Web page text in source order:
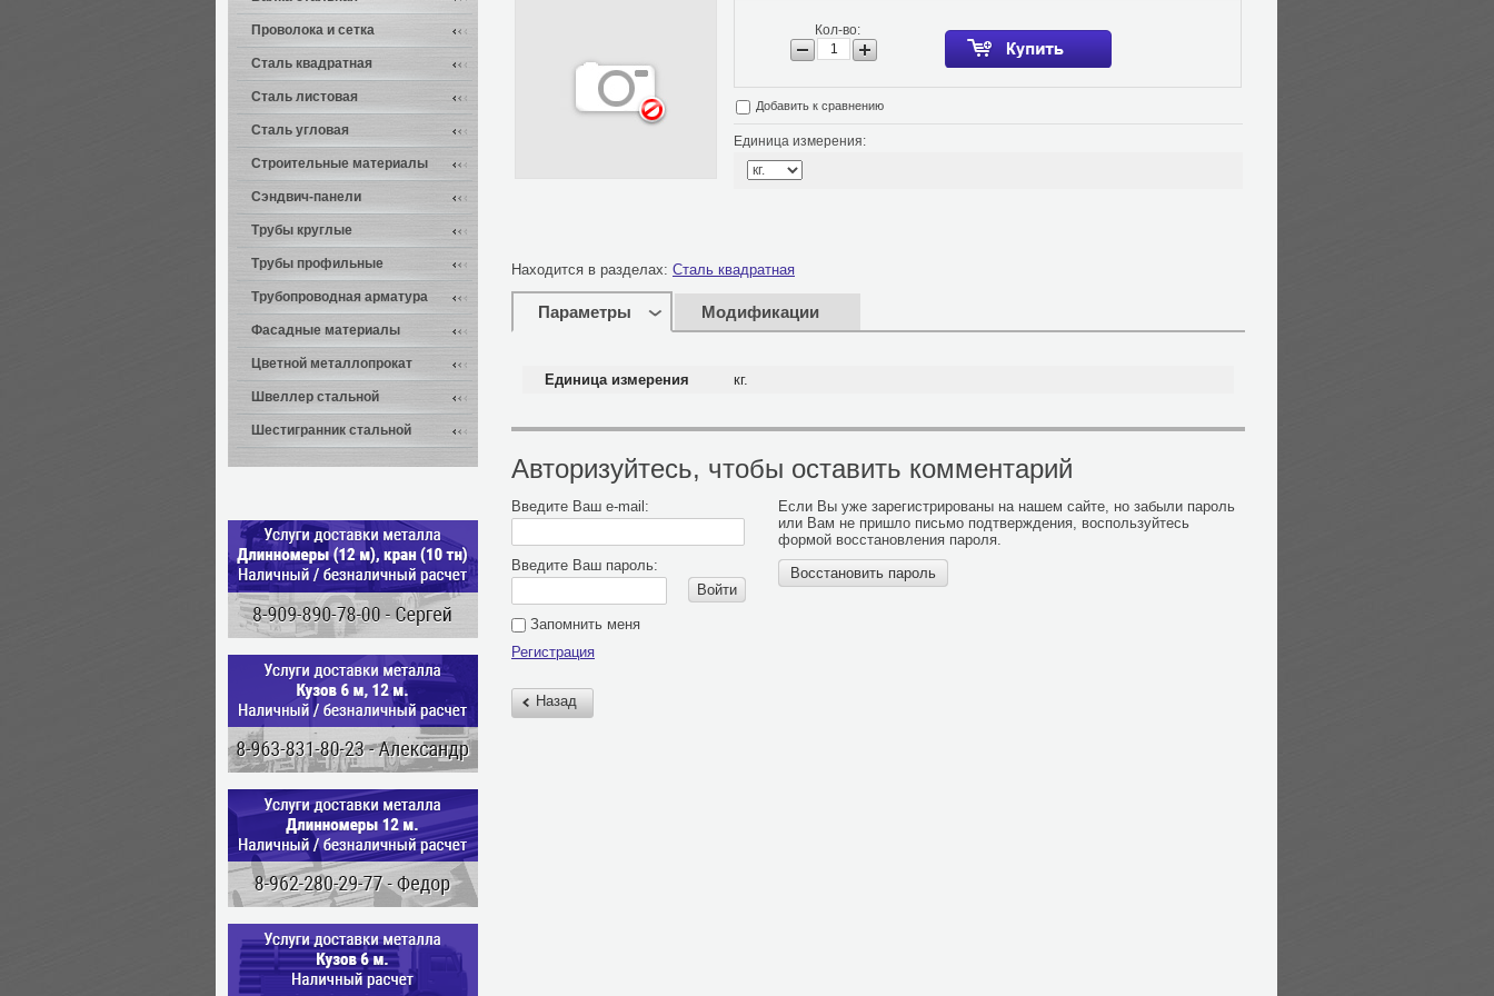
Кол-во:
Добавить к сравнению
Единица измерения:
Находится в разделах: Сталь квадратная
Параметры Модификации
Единица измерения кг.
Авторизуйтесь, чтобы оставить комментарий
Введите Ваш e-mail:
Введите Ваш пароль:
Войти
Запомнить меня
Регистрация
Если Вы уже зарегистрированы на нашем сайте, но забыли пароль
или Вам не пришло письмо подтверждения, воспользуйтесь
формой восстановления пароля.
Восстановить пароль
Назад
Проволока и сетка
Сталь квадратная
Сталь листовая
Сталь угловая
Строительные материалы
Сэндвич-панели
Трубы круглые
Трубы профильные
Трубопроводная арматура
Фасадные материалы
Цветной металлопрокат
Швеллер стальной
Шестигранник стальной